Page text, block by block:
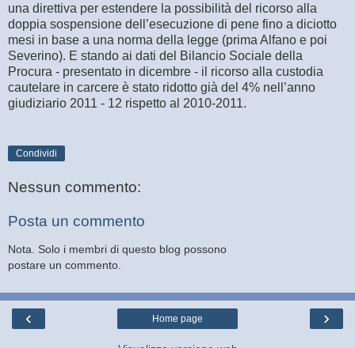
una direttiva per estendere la possibilità del ricorso alla
doppia sospensione dell’esecuzione di pene fino a diciotto
mesi in base a una norma della legge (prima Alfano e poi
Severino). E stando ai dati del Bilancio Sociale della
Procura - presentato in dicembre - il ricorso alla custodia
cautelare in carcere è stato ridotto già del 4% nell’anno
giudiziario 2011 - 12 rispetto al 2010-2011.
Condividi
Nessun commento:
Posta un commento
Nota. Solo i membri di questo blog possono
postare un commento.
‹ ›
Home page